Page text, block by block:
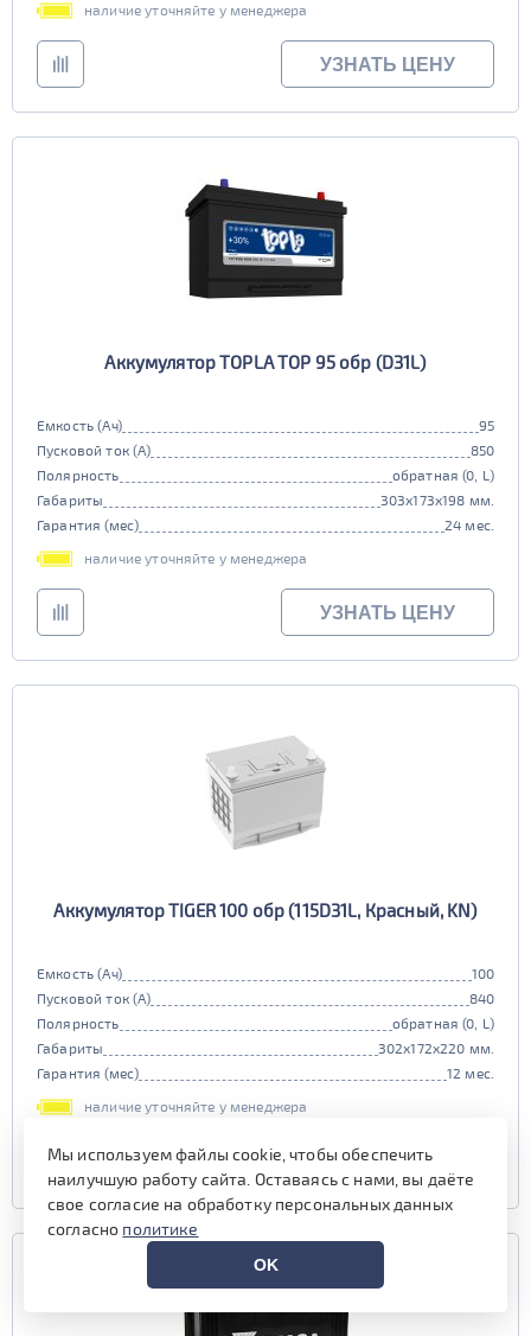
наличие уточняйте у менеджера
УЗНАТЬ ЦЕНУ
Аккумулятор TOPLA TOP 95 обр (D31L)
Емкость (Ач)
95
Пусковой ток (А)
850
Полярность
обратная (0, L)
Габариты
303x173x198 мм.
Гарантия (мес)
24 мес.
наличие уточняйте у менеджера
УЗНАТЬ ЦЕНУ
Аккумулятор TIGER 100 обр (115D31L, Красный, KN)
Емкость (Ач)
100
Пусковой ток (А)
840
Полярность
обратная (0, L)
Габариты
302x172x220 мм.
Гарантия (мес)
12 мес.
наличие уточняйте у менеджера
УЗНАТЬ ЦЕНУ
Мы используем файлы cookie, чтобы обеспечить
наилучшую работу сайта. Оставаясь с нами, вы даёте
свое согласие на обработку персональных данных
согласно политике
OK